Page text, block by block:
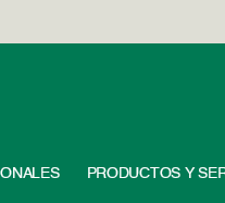
PRODUCTOS Y